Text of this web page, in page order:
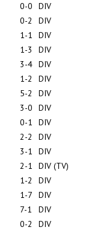
0-0
DIV
0-2
DIV
1-1
DIV
1-3
DIV
3-4 DIV
1-2
DIV
5-2
DIV
3-0
DIV
0-1
DIV
2-2
DIV
3-1
DIV
2-1
DIV (TV)
1-2
DIV
1-7
DIV
7-1
DIV
0-2
DIV